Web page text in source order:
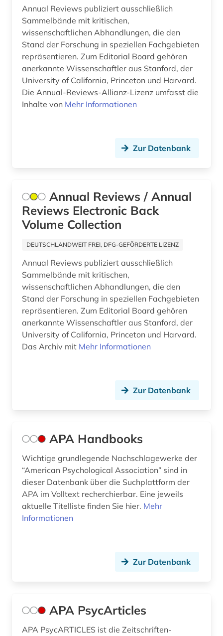
gesundheitsförderung (1)
gesundheitsfürsorge (1)
gesundheitsrecht (1)
gesundheitswesen (6)
grundlagen (1)
gynäkologie (1)
handbuch (2)
handicap (1)
heilpraktiker (1)
heranwachsen (1)
hirnforschung (1)
historischer materialismus (1)
immigration (1)
impact faktoren (1)
informatik (2)
informationskompetenz (1)
jugendhilfe (1)
jugendpsychologie (2)
Annual Reviews publiziert ausschließlich
Sammelbände mit kritischen,
wissenschaftlichen Abhandlungen, die den
Stand der Forschung in speziellen Fachgebieten
repräsentieren. Zum Editorial Board gehören
anerkannte Wissenschaftler aus Stanford, der
University of California, Princeton und Harvard.
Die Annual-Reviews-Allianz-Lizenz umfasst die
Inhalte von Mehr Informationen
Zur Datenbank
Annual Reviews / Annual
Reviews Electronic Back
Volume Collection
DEUTSCHLANDWEIT FREI, DFG-GEFÖRDERTE LIZENZ
Annual Reviews publiziert ausschließlich
Sammelbände mit kritischen,
wissenschaftlichen Abhandlungen, die den
Stand der Forschung in speziellen Fachgebieten
repräsentieren. Zum Editorial Board gehören
anerkannte Wissenschaftler aus Stanford, der
University of California, Princeton und Harvard.
Das Archiv mit Mehr Informationen
Zur Datenbank
APA Handbooks
Wichtige grundlegende Nachschlagewerke der
“American Psychological Association” sind in
dieser Datenbank über die Suchplattform der
APA im Volltext recherchierbar. Eine jeweils
aktuelle Titelliste finden Sie hier. Mehr
Informationen
Zur Datenbank
APA PsycArticles
APA PsycARTICLES ist die Zeitschriften-